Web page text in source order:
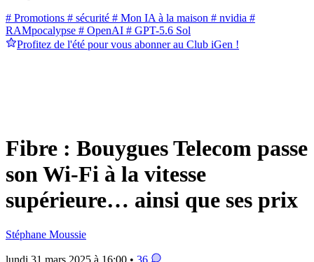
# Promotions # sécurité # Mon IA à la maison # nvidia #
RAMpocalypse # OpenAI # GPT-5.6 Sol
Profitez de l'été pour vous abonner au Club iGen !
Fibre : Bouygues Telecom passe
son Wi-Fi à la vitesse
supérieure… ainsi que ses prix
Stéphane Moussie
lundi 31 mars 2025 à 16:00 • 36